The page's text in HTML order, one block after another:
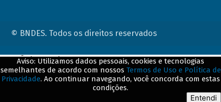
© BNDES. Todos os direitos reservados
Aviso: Utilizamos dados pessoais, cookies e tecnologias
semelhantes de acordo com nossos Termos de Uso e Política de
Privacidade. Ao continuar navegando, você concorda com estas
condições.
Entendi
ConteÃºdo complementar
${title}${badge}